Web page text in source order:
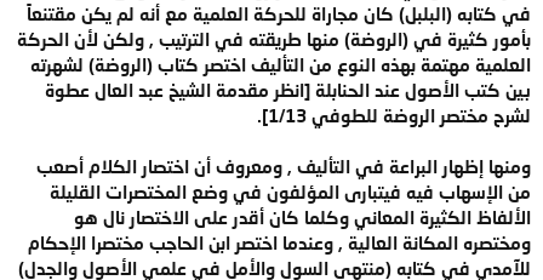
في كتابه (البلبل) كان مجاراة للحركة العلمية مع أنه لم يكن مقتنعاً
بأمور كثيرة في (الروضة) منها طريقته في الترتيب , ولكن لأن الحركة
العلمية مهتمة بهذه النوع من التأليف اختصر كتاب (الروضة) لشهرته
بين كتب الأصول عند الحنابلة [انظر مقدمة الشيخ عبد العال عطوة
لشرح مختصر الروضة للطوفي 1/13].
ومنها إظهار البراعة في التأليف , ومعروف أن اختصار الكلام أصعب
من الإسهاب فيه فيتبارى المؤلفون في وضع المختصرات القليلة
الألفاظ الكثيرة المعاني وكلما كان أقدر على الاختصار نال هو
ومختصره المكانة العالية , وعندما اختصر ابن الحاجب مختصرا الإحكام
للآمدي في كتابه (منتهى السول والأمل في علمي الأصول والجدل)